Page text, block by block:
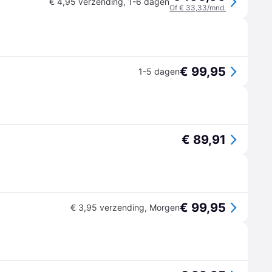
Of € 33,33/mnd.
1-5 dagen€ 99,95
€ 89,91
€ 3,95 verzending, Morgen€ 99,95